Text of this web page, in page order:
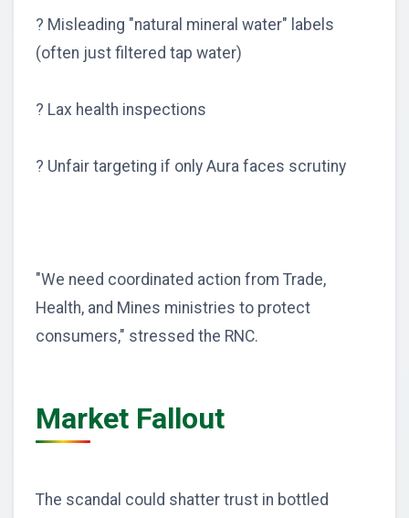
? Misleading "natural mineral water" labels
(often just filtered tap water)
? Lax health inspections
? Unfair targeting if only Aura faces scrutiny
"We need coordinated action from Trade,
Health, and Mines ministries to protect
consumers," stressed the RNC.
Market Fallout
The scandal could shatter trust in bottled